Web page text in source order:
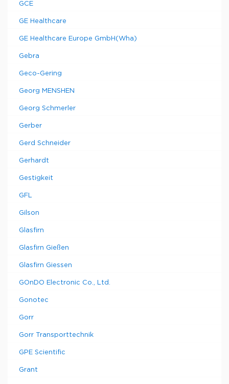
GCE
GE Healthcare
GE Healthcare Europe GmbH(Wha)
Gebra
Geco-Gering
Georg MENSHEN
Georg Schmerler
Gerber
Gerd Schneider
Gerhardt
Gestigkeit
GFL
Gilson
Glasfirn
Glasfirn Gießen
Glasfirn Giessen
GOnDO Electronic Co., Ltd.
Gonotec
Gorr
Gorr Transporttechnik
GPE Scientific
Grant